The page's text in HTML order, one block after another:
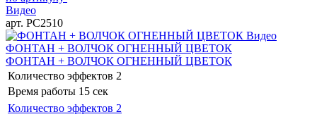
Видео
арт. РС2510
Видео
ФОНТАН + ВОЛЧОК ОГНЕННЫЙ ЦВЕТОК
ФОНТАН + ВОЛЧОК ОГНЕННЫЙ ЦВЕТОК
Количество эффектов 2
Время работы 15 сек
Количество эффектов 2